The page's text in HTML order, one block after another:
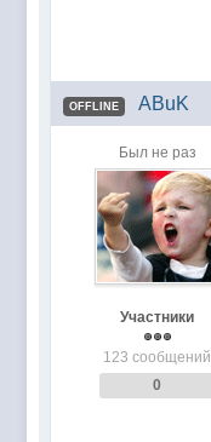
OFFLINE ABuK
Был не раз
Участники
123 сообщений
0